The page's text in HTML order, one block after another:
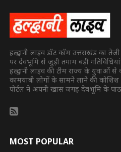
हल्द्वानी लाइव डॉट कॉम उत्तराखंड का
पर देवभूमि से जुड़ी तमाम बड़ी
हल्द्वानी लाइव की टीम राज्य के युवाओं से
कामयाबी लोगों के सामने लाने की
पोर्टल ने अपनी खास जगह देवभूमि के
MOST POPULAR